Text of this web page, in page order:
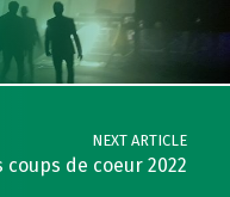
NEXT ARTICLE
coups de coeur 2022